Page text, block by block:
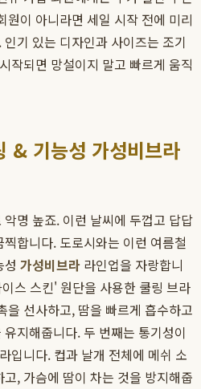
원이 아니라면 세일 시작 전에 미리
기 있는 디자인과 사이즈는 조기
작되면 망설이지 말고 빠르게 움직
& 기능성 가성비브라
명 높죠. 이런 날씨에 두껍고 답답
합니다. 도로시와는 이런 여름철
성 가성비브라 라인업을 자랑합니
스 스킨' 원단을 사용한 쿨링 브라
을 선사하고, 땀을 빠르게 흡수하고
지해줍니다. 두 번째는 통기성이
입니다. 컵과 날개 전체에 메쉬 소
, 가슴에 땀이 차는 것을 방지해줍